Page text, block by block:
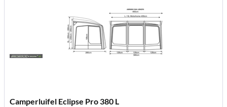
Camperluifel Eclipse Pro 380 L